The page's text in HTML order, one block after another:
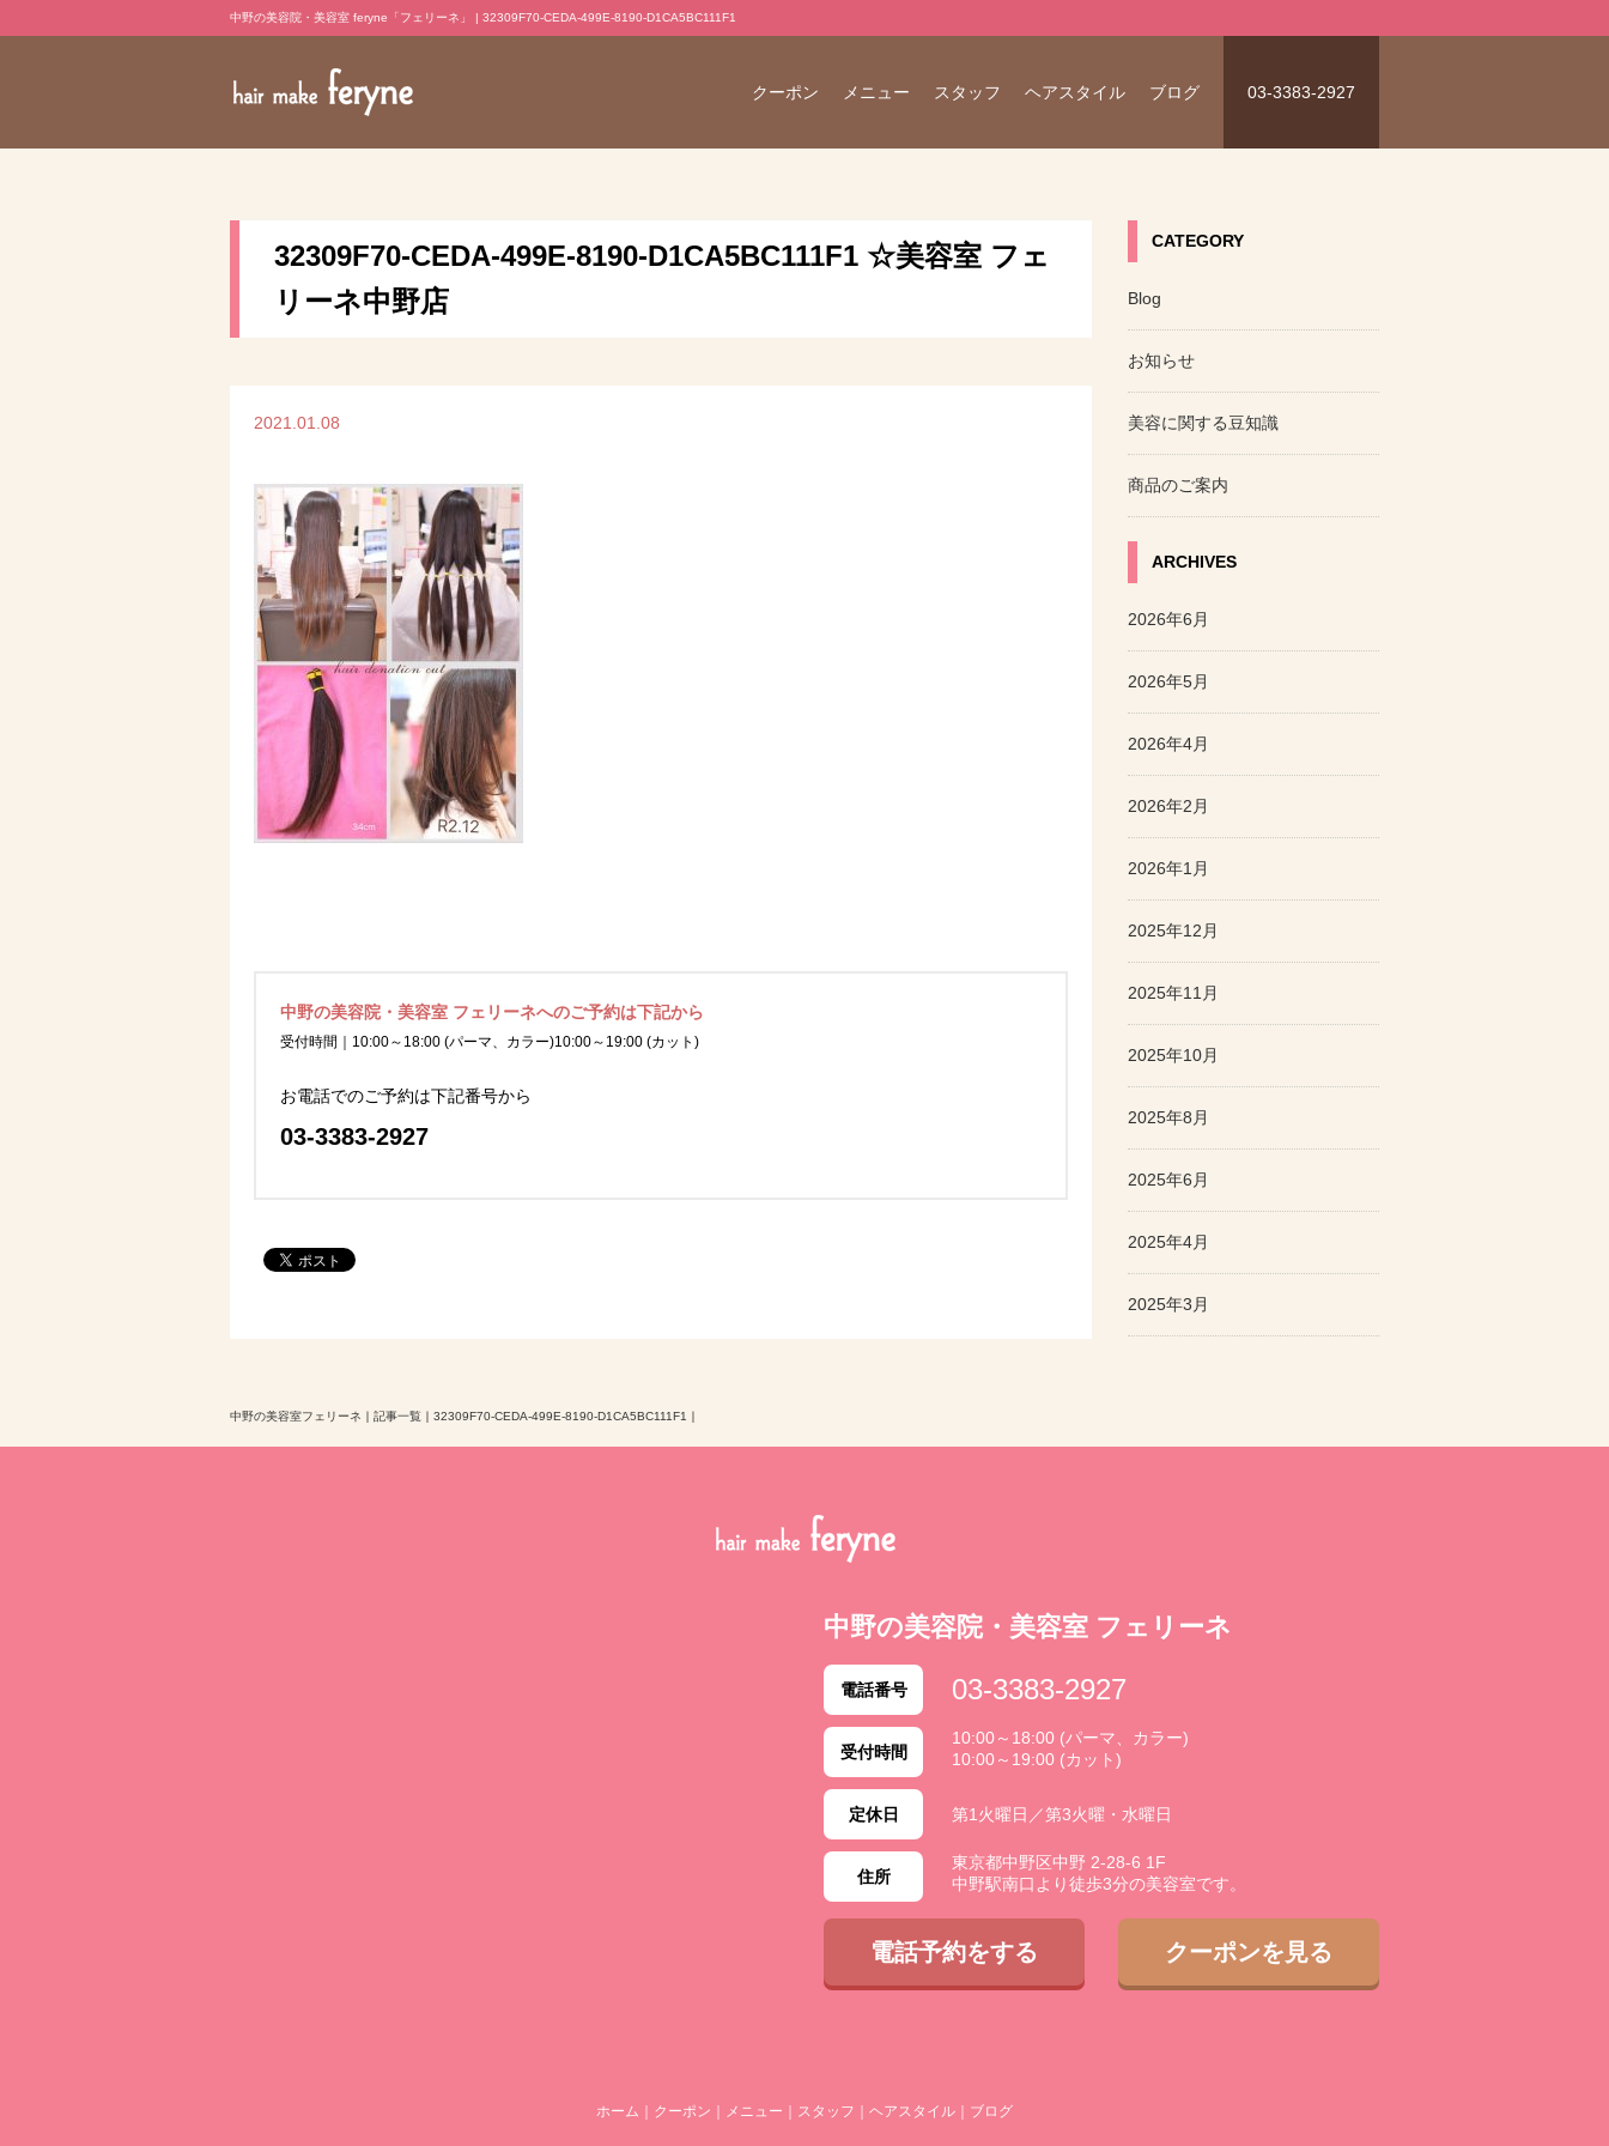
中野の美容院・美容室 feryne「フェリーネ」 | 32309F70-CEDA-499E-8190-D1CA5BC111F1
03-3383-2927
ブログ
ヘアスタイル
スタッフ
メニュー
クーポン
32309F70-CEDA-499E-8190-D1CA5BC111F1 ☆美容室 フェ
リーネ中野店
2021.01.08
中野の美容院・美容室 フェリーネへのご予約は下記から
受付時間｜10:00～18:00 (パーマ、カラー)10:00～19:00 (カット)
お電話でのご予約は下記番号から
03-3383-2927
CATEGORY
Blog
お知らせ
美容に関する豆知識
商品のご案内
ARCHIVES
2026年6月
2026年5月
2026年4月
2026年2月
2026年1月
2025年12月
2025年11月
2025年10月
2025年8月
2025年6月
2025年4月
2025年3月
中野の美容室フェリーネ ｜ 記事一覧 ｜ 32309F70-CEDA-499E-8190-D1CA5BC111F1 ｜
中野の美容院・美容室 フェリーネ
電話番号 03-3383-2927
受付時間
10:00～18:00 (パーマ、カラー)
10:00～19:00 (カット)
定休日 第1火曜日／第3火曜・水曜日
住所
東京都中野区中野 2-28-6 1F
中野駅南口より徒歩3分の美容室です。
電話予約をする クーポンを見る
ホーム クーポン メニュー スタッフ ヘアスタイル ブログ